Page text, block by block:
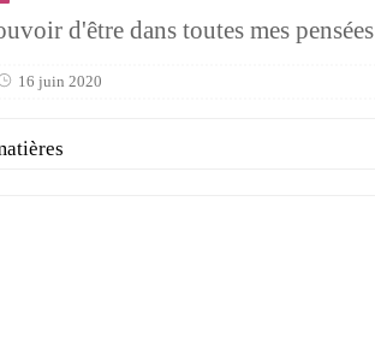
d'être dans toutes mes pensées
16 juin 2020